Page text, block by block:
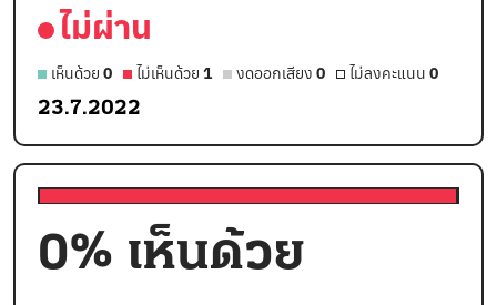
ไม่ผ่าน
เห็นด้วย 0 ไม่เห็นด้วย 1 งดออกเสียง 0 ไม่ลงคะแนน 0
23.7.2022
0% เห็นด้วย